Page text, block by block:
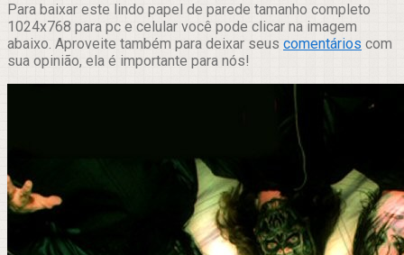
Para baixar este lindo papel de parede tamanho completo
1024x768 para pc e celular você pode clicar na imagem
abaixo. Aproveite também para deixar seus comentários com
sua opinião, ela é importante para nós!